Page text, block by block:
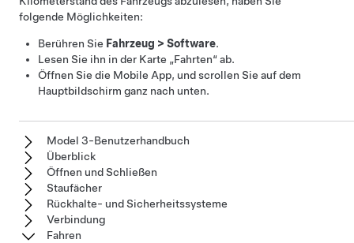
folgende Möglichkeiten:
Berühren Sie Fahrzeug > Software.
Lesen Sie ihn in der Karte „Fahrten“ ab.
Öffnen Sie die Mobile App, und scrollen Sie auf dem
Hauptbildschirm ganz nach unten.
Model 3-Benutzerhandbuch
Überblick
Öffnen und Schließen
Staufächer
Rückhalte- und Sicherheitssysteme
Verbindung
Fahren